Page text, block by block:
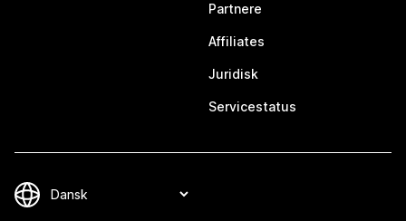
Partnere
Affiliates
Juridisk
Servicestatus